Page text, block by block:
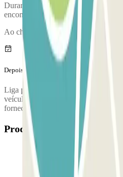
Durante a chamada, um funcionário
encontro.
Ao chegares, irá realizar-se uma
Depois da tua viagem
Liga para o parque de
veículo. O número de telefone do
fornecido assim que concluíres a
Produtos disponíveis